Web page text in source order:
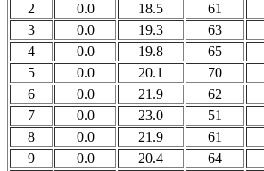
2
0.0 18.5 61
3
0.0 19.3 63
4
0.0 19.8 65
5
0.0 20.1 70
6
0.0 21.9 62
7
0.0 23.0 51
8
0.0 21.9 61
9
0.0 20.4 64